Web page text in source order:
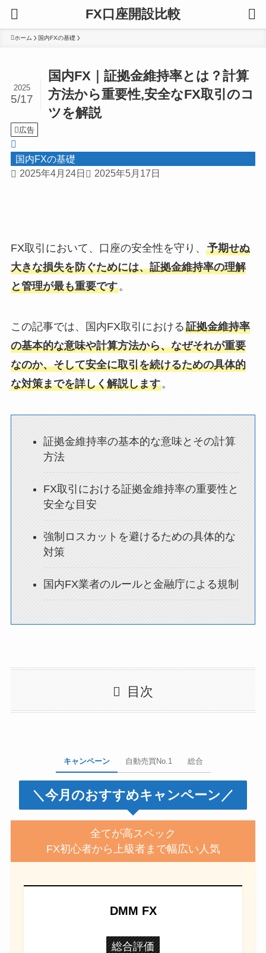
FX口座開設比較
ホーム 国内FXの基礎
国内FX｜証拠金維持率とは？計算
方法から重要性,安全なFX取引のコ
ツを解説
2025
5/17
広告
国内FXの基礎
2025年4月24日
2025年5月17日
FX取引において、口座の安全性を守り、 予期せぬ
大きな損失を防ぐためには、証拠金維持率の理解
と管理が最も重要です。
この記事では、国内FX取引における証拠金維持率
の基本的な意味や計算方法から、なぜそれが重要
なのか、そして安全に取引を続けるための具体的
な対策までを詳しく解説します。
証拠金維持率の基本的な意味とその計算
方法
FX取引における証拠金維持率の重要性と
安全な目安
強制ロスカットを避けるための具体的な
対策
国内FX業者のルールと金融庁による規制
目次
キャンペーン 自動売買No.1 総合
＼今月のおすすめキャンペーン／
全てが高スペック
FX初心者から上級者まで幅広い人気
DMM FX
総合評価